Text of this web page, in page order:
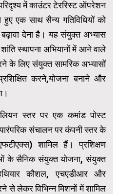
में काउंटर टेररिस्ट ऑपरेशन
हुए एक साथ सैन्य गतिविधियों को
देना है। यह संयुक्त अभ्यास
स्थापना अभियानों में आने वाले
के लिए संयुक्त सामरिक अभ्यासों
करने,योजना बनाने और
स्तर पर एक कमांड पोस्ट
संचालन पर कंपनी स्तर के
शामिल हैं। प्रशिक्षण
के सैनिक संयुक्त योजना, संयुक्त
कौशल, एचएडीआर और
से लेकर विभिन्न मिशनों में शामिल